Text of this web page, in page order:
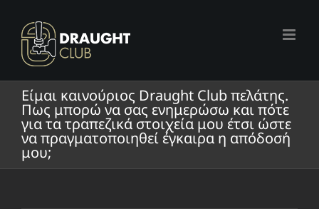
content
Είμαι καινούριος Draught Club πελάτης.
Πως μπορώ να σας ενημερώσω και πότε
για τα τραπεζικά στοιχεία μου έτσι ώστε
να πραγματοποιηθεί έγκαιρα η απόδοσή
μου;